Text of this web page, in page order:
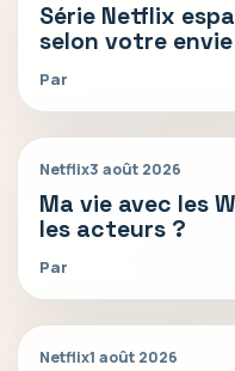
Série Netflix
selon votre envie
Par
Netflix3 août 2026
Ma vie avec les
les acteurs ?
Par
Netflix1 août 2026